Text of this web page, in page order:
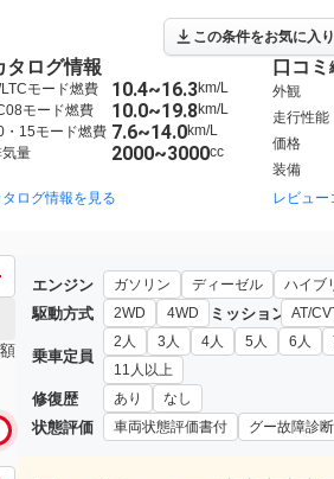
この条件をお気に入り
年3月~2019年6月（79） 2004年7月
タログ情報
モード燃費 10.4~16.3km/L
モード燃費
10.0~19.8km/L
・15モード燃費 7.6~14.0km/L
量
2000~3000cc
タログ情報を見る
口コミ
外観
走行性能
価格
装備
レビュー
エンジン ガソリン ディーゼル ハイブ
駆動方式 2WD 4WD ミッション AT/
乗車定員
2人 3人 4人 5人 6人
11人以上
修復歴 あり なし
状態評価 車両状態評価書付 グー故障診